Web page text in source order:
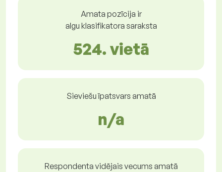
Amata pozīcija ir
algu klasifikatora saraksta
524. vietā
Sieviešu īpatsvars amatā
n/a
Respondenta vidējais vecums amatā